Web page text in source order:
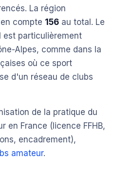
La région
compte 156 au total. Le
est particulièrement
Alpes, comme dans la
où ce sport
d'un réseau de clubs
de la pratique du
en France (licence FFHB,
encadrement),
amateur.